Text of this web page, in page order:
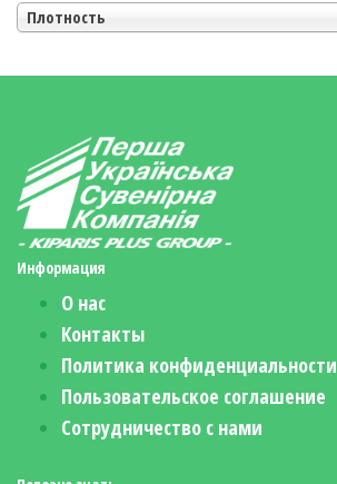
Плотность
Информация
О нас
Контакты
Политика конфиденциальности
Пользовательское соглашение
Сотрудничество с нами